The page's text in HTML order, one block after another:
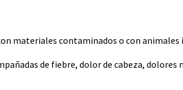
materiales contaminados o con animales
de fiebre, dolor de cabeza, dolores